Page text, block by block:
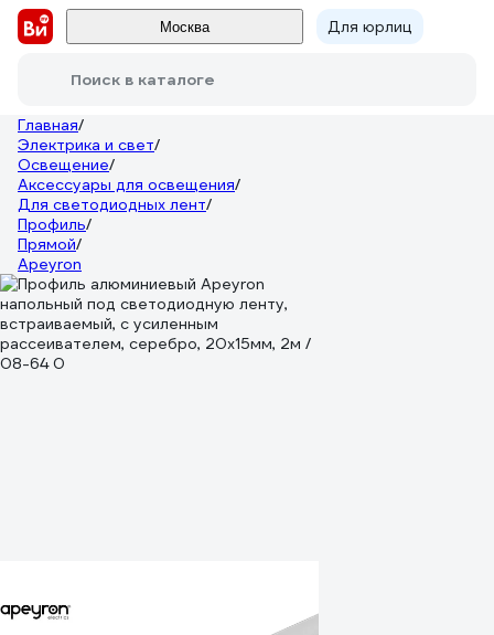
Москва Для юрлиц
Поиск в каталоге
Главная/
Электрика и свет/
Освещение/
Аксессуары для освещения/
Для светодиодных лент/
Профиль/
Прямой/
Apeyron